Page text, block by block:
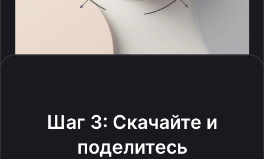
Шаг 3: Скачайте и
поделитесь